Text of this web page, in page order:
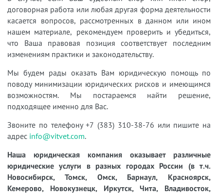
договорная работа или любая другая форма деятельности
касается вопросов, рассмотренных в данном или ином
нашем материале, рекомендуем проверить и убедиться,
что Ваша правовая позиция соответствует последним
изменениям практики и законодательству.
Мы будем рады оказать Вам юридическую помощь по
поводу минимизации юридических рисков и имеющимся
возможностям. Мы постараемся найти решение,
подходящее именно для Вас.
Звоните по телефону +7 (383) 310-38-76 или пишите на
адрес info@vitvet.com.
Наша юридическая компания оказывает различные
юридические услуги в разных городах России (в т.ч.
Новосибирск, Томск, Омск, Барнаул, Красноярск,
Кемерово, Новокузнецк, Иркутск, Чита, Владивосток,